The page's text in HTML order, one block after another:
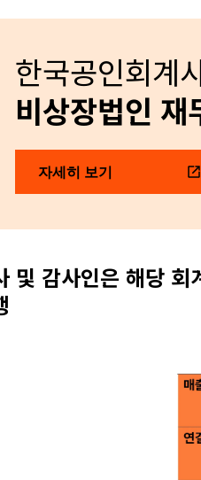
한국공인회계
비상장법인
자세히 보기
및 감사인은 해당 회